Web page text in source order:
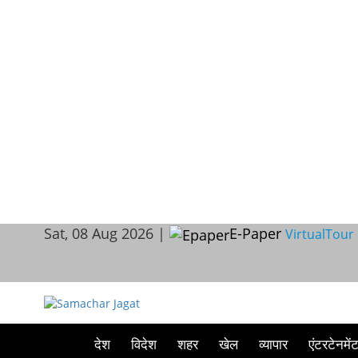
Sat, 08 Aug 2026 | E-Paper VirtualTour
देश विदेश शहर खेल व्यापार एंटरटेनमेंट